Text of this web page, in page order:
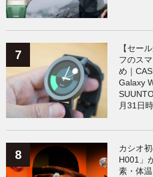
【セー
フのス
め｜
Galaxy
月31日時
カシオ
H001」
素・体